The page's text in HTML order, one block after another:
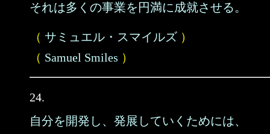
それは多くの事業を円満に成就させる。
（ サミュエル・スマイルズ ）
（ Samuel Smiles ）
24.
自分を開発し、発展していくためには、